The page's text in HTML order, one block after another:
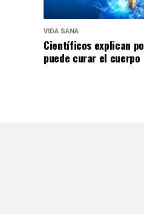
VIDA SANA
Científicos explican
puede curar el cuerpo